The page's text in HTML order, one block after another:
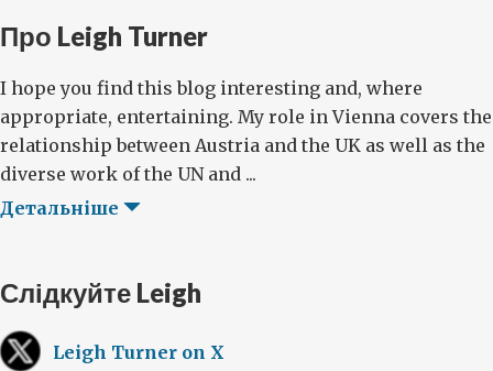
Про Leigh Turner
I hope you find this blog interesting and, where
appropriate, entertaining. My role in Vienna covers the
relationship between Austria and the UK as well as the
diverse work of the UN and ...
Детальніше
Слідкуйте Leigh
Leigh Turner on X